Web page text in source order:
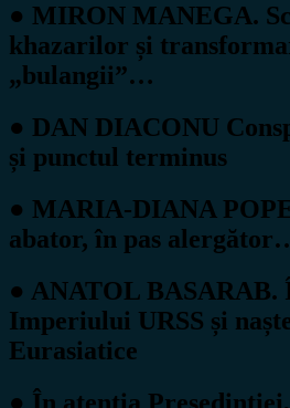
● MIRON MANEGA.
khazarilor și
„bulangii”…
● DAN DIACONU
și punctul terminus
● MARIA-DIANA
abator, în pas
● ANATOL BASARAB.
Imperiului URSS și
Eurasiatice
● În atenția